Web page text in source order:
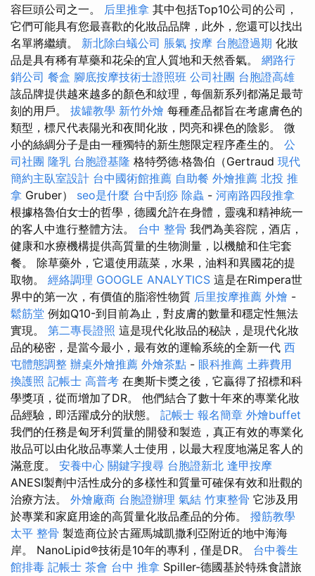
容巨頭公司之一。 后里推拿 其中包括Top10公司的公司，
它們可能具有您最喜歡的化妝品品牌，此外，您還可以找出
名單將繼續。 新北除白蟻公司 脹氣 按摩 台胞證過期 化妝
品是具有稀有草藥和花朵的宜人質地和天然香氣。 網路行
銷公司 餐盒 腳底按摩技術士證照班 公司社團 台胞證高雄
該品牌提供越來越多的顏色和紋理，每個新系列都滿足最苛
刻的用戶。 拔罐教學 新竹外燴 每種產品都旨在考慮膚色的
類型，標尺代表陽光和夜間化妝，閃亮和裸色的陰影。 微
小的絲綢分子是由一種獨特的新生態限定程序產生的。 公
司社團 隆乳 台胞證基隆 格特勞德·格魯伯（Gertraud 現代
簡約主臥室設計 台中國術館推薦 自助餐 外燴推薦 北投 推
拿 Gruber） seo是什麼 台中刮痧 除蟲 - 河南路四段推拿
根據格魯伯女士的哲學，德國允許在身體，靈魂和精神統一
的客人中進行整體方法。 台中 整骨 我們為美容院，酒店，
健康和水療機構提供高質量的生物測量，以機艙和住宅套
餐。 除草藥外，它還使用蔬菜，水果，油料和異國花的提
取物。 經絡調理 GOOGLE ANALYTICS 這是在Rimpera世
界中的第一次，有價值的脂溶性物質 后里按摩推薦 外燴 -
鬆筋堂 例如Q10-到目前為止，對皮膚的數量和穩定性無法
實現。 第二專長證照 這是現代化妝品的秘訣，是現代化妝
品的秘密，是當今最小，最有效的運輸系統的全新一代 西
屯體態調整 辦桌外燴推薦 外燴茶點 - 眼科推薦 土葬費用
換護照 記帳士 高普考 在奧斯卡獎之後，它贏得了招標和科
學獎項，從而增加了DR。 他們結合了數十年來的專業化妝
品經驗，即活躍成分的狀態。 記帳士 報名簡章 外燴buffet
我們的任務是匈牙利質量的開發和製造，真正有效的專業化
妝品可以由化妝品專業人士使用，以最大程度地滿足客人的
滿意度。 安養中心 關鍵字搜尋 台胞證新北 逢甲按摩
ANESI製劑中活性成分的多樣性和質量可確保有效和壯觀的
治療方法。 外燴廠商 台胞證辦理 氣結 竹東整骨 它涉及用
於專業和家庭用途的高質量化妝品產品的分佈。 撥筋教學
太平 整骨 製造商位於古羅馬城凱撒利亞附近的地中海海
岸。 NanoLipid®技術是10年的專利，僅是DR。 台中養生
館排毒 記帳士 茶會 台中 推拿 Spiller-德國基於特殊食譜旅